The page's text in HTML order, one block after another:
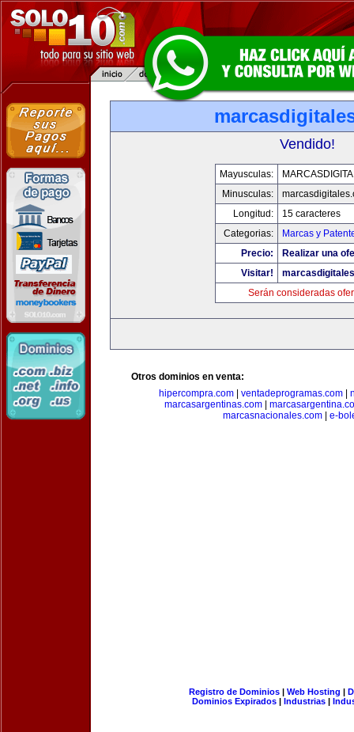
Vendido!
Mayusculas:
Minusculas:
Longitud:
15 caracteres
Categorias:
Marcas y
Precio:
Realizar una
Visitar!
Serán consideradas
Otros dominios en venta:
hipercompra.com
ventadeprogramas.com
marcasargentinas.com
marcasnacionales.com| e-
Registro de Dominios| Web Hosting |
Dominios Expirados | Industrias |